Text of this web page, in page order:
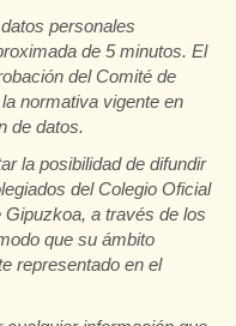
personales
de 5 minutos. El
del Comité de
normativa vigente en
de datos.
la posibilidad de difundir
del Colegio Oficial
a través de los
que su ámbito
representado en el